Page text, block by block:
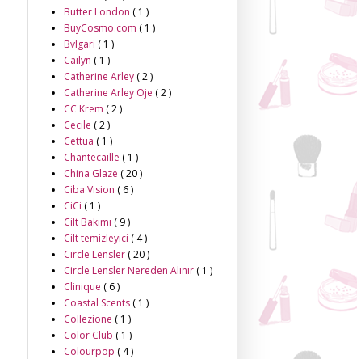
Butter London ( 1 )
BuyCosmo.com ( 1 )
Bvlgari ( 1 )
Cailyn ( 1 )
Catherine Arley ( 2 )
Catherine Arley Oje ( 2 )
CC Krem ( 2 )
Cecile ( 2 )
Cettua ( 1 )
Chantecaille ( 1 )
China Glaze ( 20 )
Ciba Vision ( 6 )
CiCi ( 1 )
Cilt Bakımı ( 9 )
Cilt temizleyici ( 4 )
Circle Lensler ( 20 )
Circle Lensler Nereden Alınır ( 1 )
Clinique ( 6 )
Coastal Scents ( 1 )
Collezione ( 1 )
Color Club ( 1 )
Colourpop ( 4 )